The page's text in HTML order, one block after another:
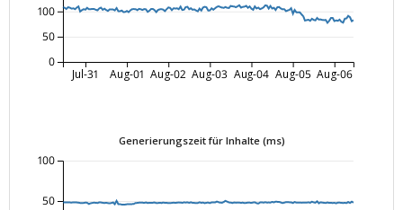
Jul-31 Aug-01 Aug-02 Aug-03 Aug-04 Aug-05 Aug-06
0
50
100
Generierungszeit für Inhalte (ms)
50
100